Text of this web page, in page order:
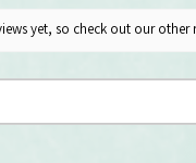
yet, so check out our other